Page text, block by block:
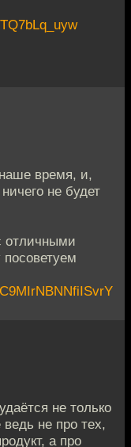
время, и,
не будет
отличными
не только
не про тех,
а про